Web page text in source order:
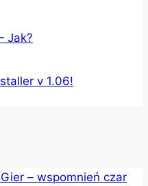
Jak?
v 1.06!